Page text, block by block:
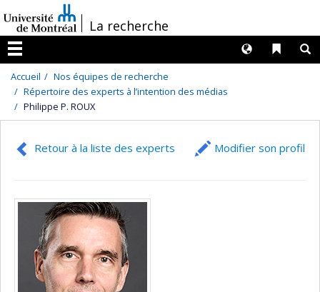
au
contenu
/La recherche
Menu
Liens
Langues
Accueil
Nos équipes de recherche
Répertoire des experts à l’intention des médias
Philippe P. ROUX
Retour à la liste des experts Modifier son profil